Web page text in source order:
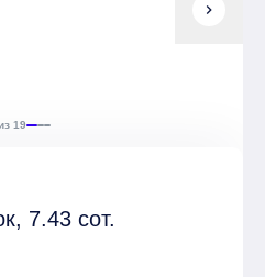
chevron_right
19
7.43 сот.